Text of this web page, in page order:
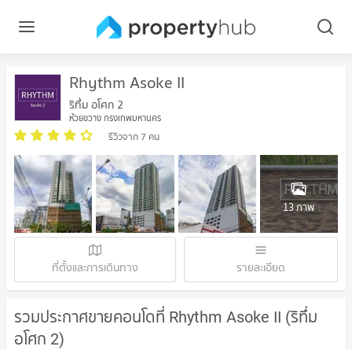
Rhythm Asoke II
ริทึ่ม อโศก 2
ห้วยขวาง กรุงเทพมหานคร
รีวิวจาก 7 คน
13 ภาพ
ที่ตั้งและการเดินทาง รายละเอียด
รวมประกาศขายคอนโดที่ Rhythm Asoke II (ริทึ่ม
อโศก 2)